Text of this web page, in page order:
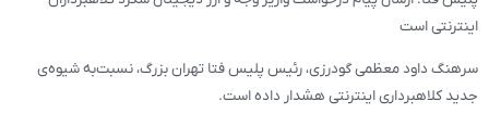
اینترنتی است
سرهنگ داود معظمی گودرزی، رئیس پلیس فتا تهران بزرگ، نسبت‌به شیوه‌ی
جدید کلاهبرداری اینترنتی هشدار داده است.